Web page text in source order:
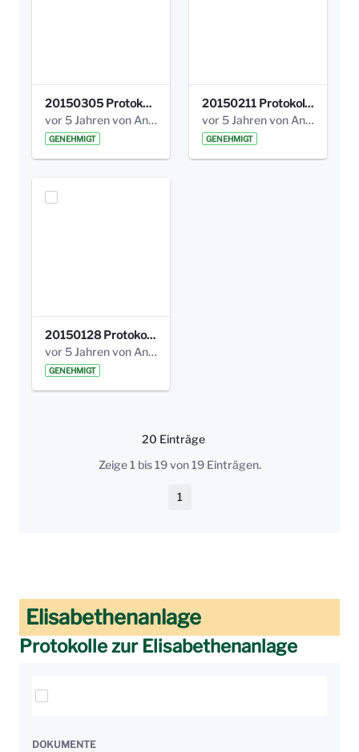
20150305 Protokoll Bismarckplatz _UrbanG_01.pdf
vor 5 Jahren von Anni Schlumberger
GENEHMIGT
20150211 Protokoll Bismarckplatz_Jugend_02b.pdf
vor 5 Jahren von Anni Schlumberger
GENEHMIGT
20150128 Protokoll Bismarckplatz_Jugend_01.pdf
vor 5 Jahren von Anni Schlumberger
GENEHMIGT
20 Einträge
Pro Seite
Zeige 1 bis 19 von 19 Einträgen.
Seite
1
Elisabethenanlage
Protokolle zur Elisabethenanlage
Elemente auswählen
DOKUMENTE